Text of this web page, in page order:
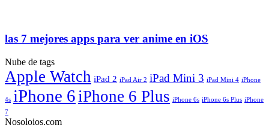
las 7 mejores apps para ver anime en iOS
Nube de tags
Apple Watch iPad 2 iPad Air 2 iPad Mini 3 iPad Mini 4 iPhone
4s iPhone 6iPhone 6 Plus iPhone 6s iPhone 6s Plus iPhone
7
Nosoloios.com